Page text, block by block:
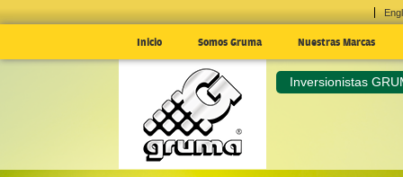
Inicio Somos Gruma Nuestras Marcas
Inversionistas